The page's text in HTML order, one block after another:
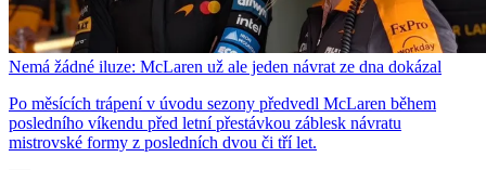
Nemá žádné iluze: McLaren už ale jeden návrat ze dna dokázal
Po měsících trápení v úvodu sezony předvedl McLaren během
posledního víkendu před letní přestávkou záblesk návratu
mistrovské formy z posledních dvou či tří let.